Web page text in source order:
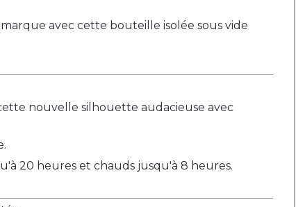
avec cette bouteille isolée sous vide
nouvelle silhouette audacieuse avec
20 heures et chauds jusqu'à 8 heures.